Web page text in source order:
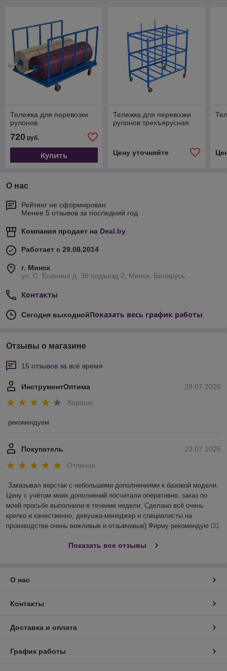
Тележка для перевозки
рулонов
720 руб.
Купить
Тележка для перевозки
рулонов трехъярусная
Цену уточняйте
О нас
Рейтинг не сформирован
Менее 5 отзывов за последний год
Компания продает на Deal.by
Работает с 29.08.2014
г. Минск
ул. С. Есенина д. 36 подъезд 2, Минск, Беларусь
Контакты
Сегодня выходнойПоказать весь график работы
Отзывы о магазине
15 отзывов за всё время
28.07.2026
ИнструментОптима
Хорошо
рекомендуем
23.07.2025
Покупатель
Отлично
Заказывал верстак с небольшими дополнениями к базовой модели.
Цену с учётом моих дополнений посчитали оперативно, заказ по
моей просьбе выполнили в течение недели. Сделано всё очень
крепко и качественно, девушка-менеджер и специалисты на
производстве очень вежливые и отзывчивые) Фирму рекомендую 👍🏻
Показать все отзывы
О нас
Контакты
Доставка и оплата
График работы